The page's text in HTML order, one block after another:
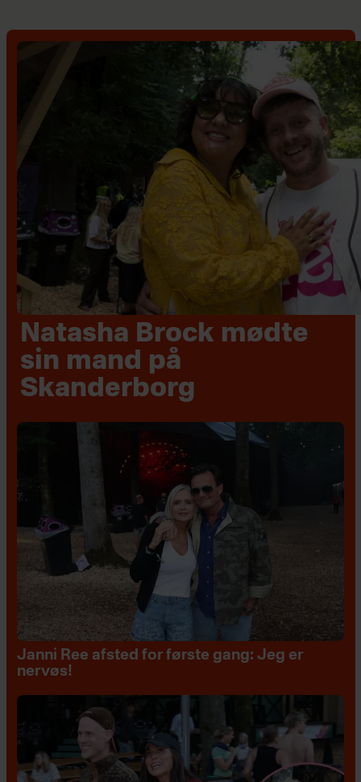
Natasha Brock mødte
sin mand på
Skanderborg
Janni Ree afsted for første gang: Jeg er
nervøs!